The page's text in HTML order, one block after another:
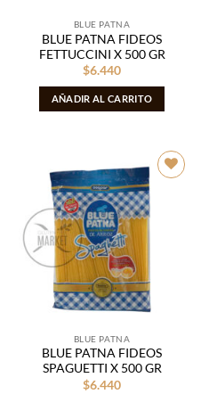
BLUE PATNA
BLUE PATNA FIDEOS
FETTUCCINI X 500 GR
$6.440
AÑADIR AL CARRITO
lista de
BLUE PATNA
BLUE PATNA FIDEOS
SPAGUETTI X 500 GR
$6.440